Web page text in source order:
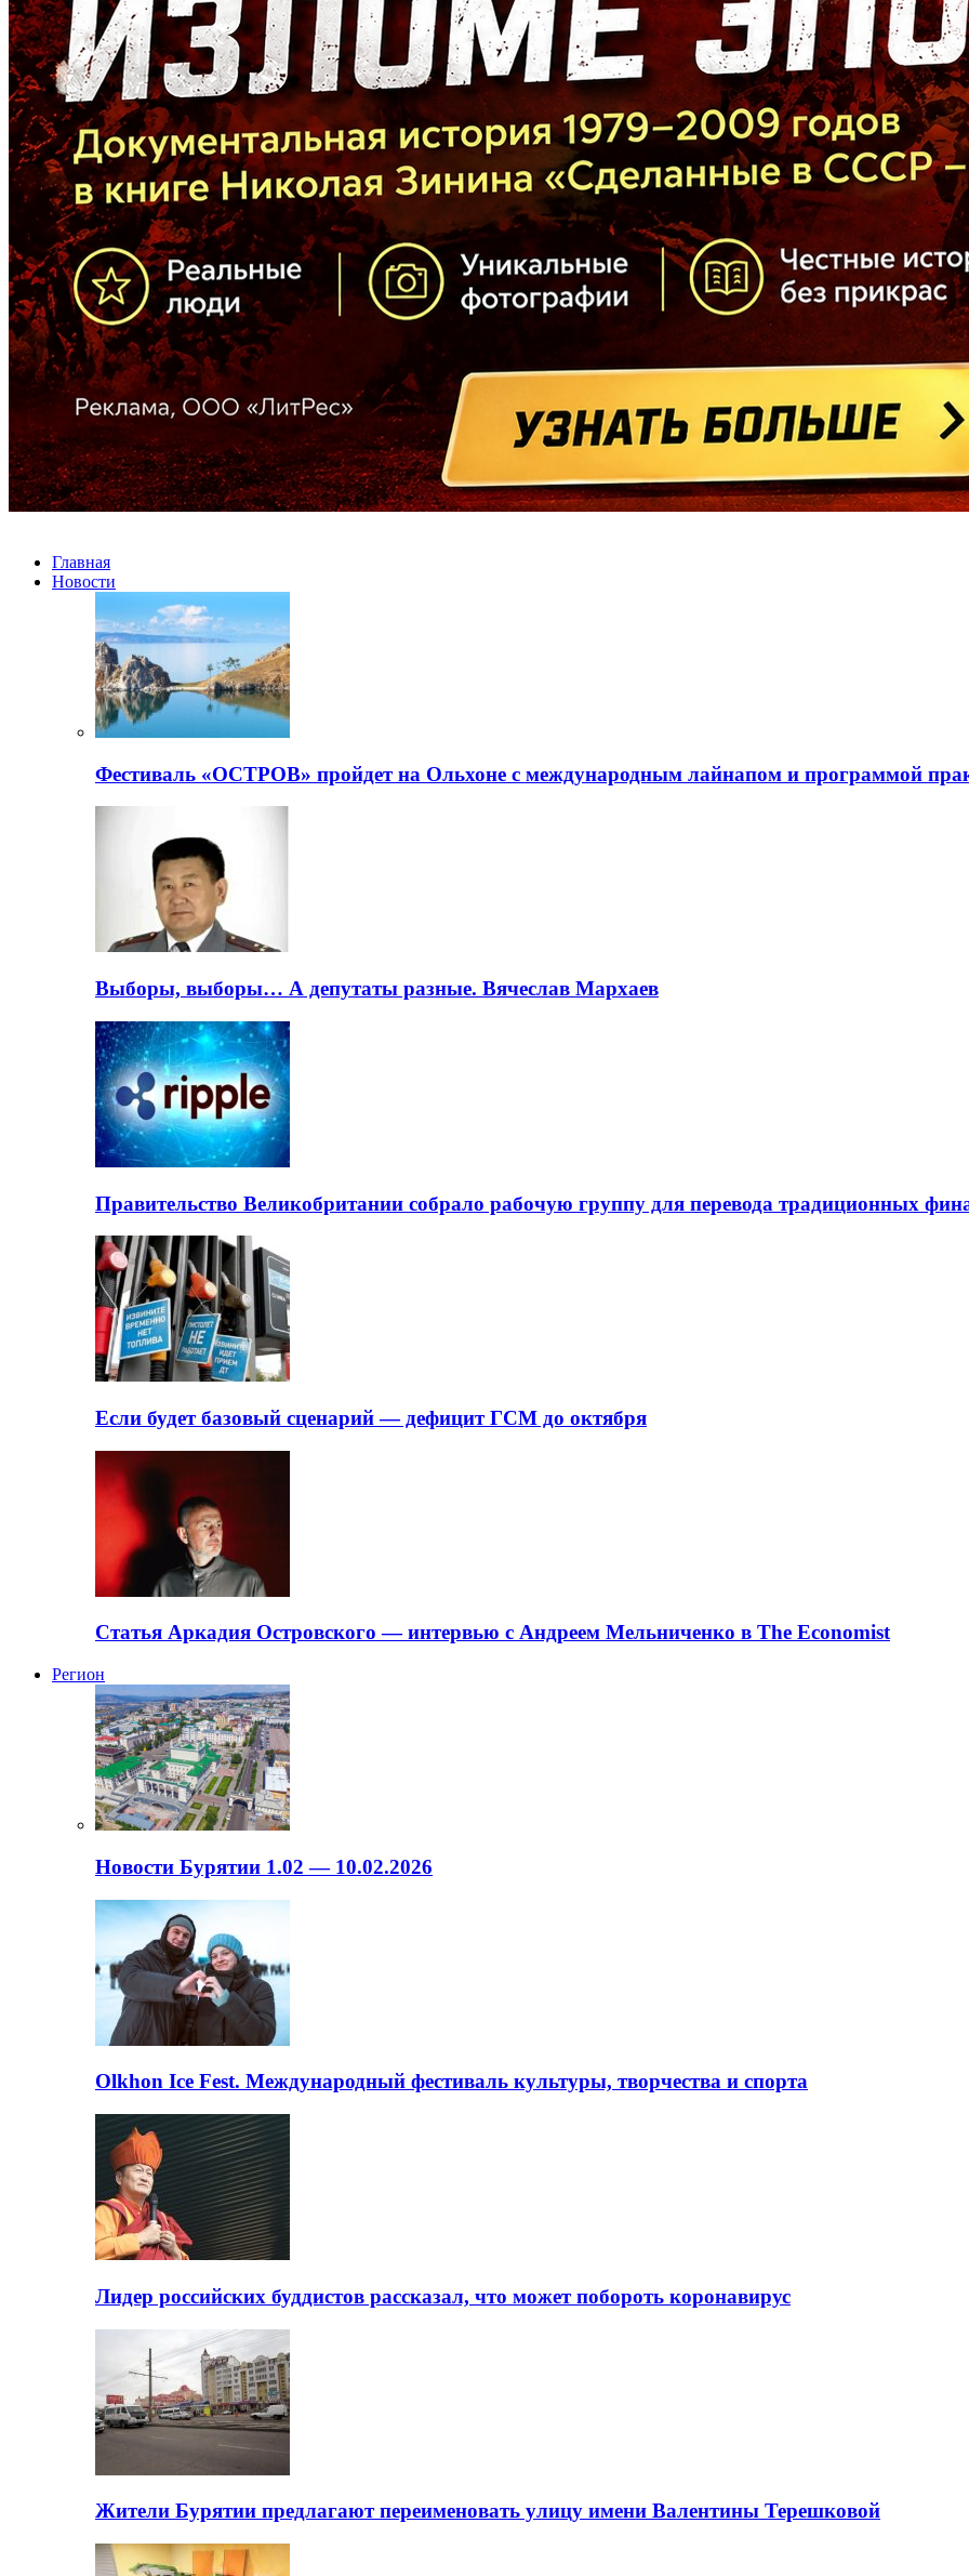
Главная
Новости
Фестиваль «ОСТРОВ» пройдет на Ольхоне с международным лайнапом и программой
Выборы, выборы… А депутаты разные. Вячеслав Мархаев
Правительство Великобритании собрало рабочую группу для перевода традиционных
Если будет базовый сценарий — дефицит ГСМ до октября
Статья Аркадия Островского — интервью с Андреем Мельниченко в The Economist
Регион
Новости Бурятии 1.02 — 10.02.2026
Olkhon Ice Fest. Международный фестиваль культуры, творчества и спорта
Лидер российских буддистов рассказал, что может побороть коронавирус
Жители Бурятии предлагают переименовать улицу имени Валентины Терешковой